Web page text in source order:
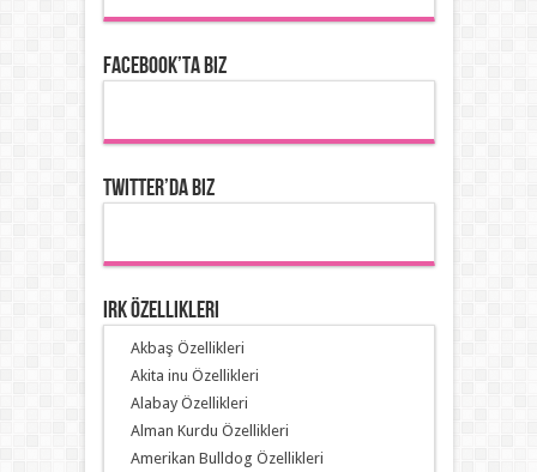
Facebook’ta Biz
Twitter’da Biz
Irk Özellikleri
Akbaş Özellikleri
Akita inu Özellikleri
Alabay Özellikleri
Alman Kurdu Özellikleri
Amerikan Bulldog Özellikleri